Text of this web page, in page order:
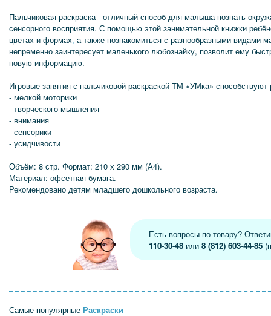
Пальчиковая раскраска - отличный способ для малыша познать
сенсорного восприятия. С помощью этой занимательной книжки
цветах и формах, а также познакомиться с разнообразными видами
непременно заинтересует маленького любознайку, позволит ему
новую информацию.
Игровые занятия с пальчиковой раскраской ТМ «УМка» способствуют
- мелкой моторики
- творческого мышления
- внимания
- сенсорики
- усидчивости
Объём: 8 стр. Формат: 210 х 290 мм (А4).
Материал: офсетная бумага.
Рекомендовано детям младшего дошкольного возраста.
Есть вопросы по товару?
110-30-48 или8 (812) 603-44-85
Самые популярные Раскраски